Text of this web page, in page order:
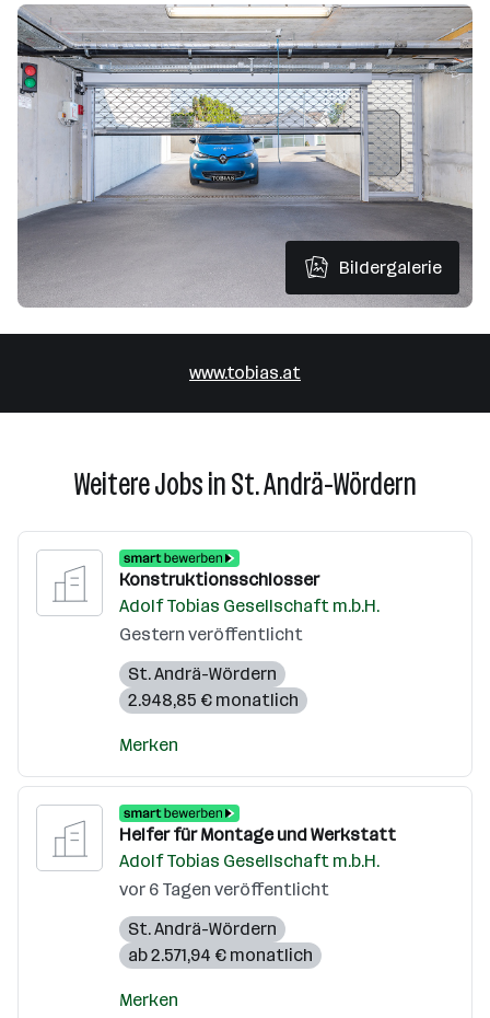
Bildergalerie
www.tobias.at
Weitere Jobs in St. Andrä-Wördern
Konstruktionsschlosser
Adolf Tobias Gesellschaft m.b.H.
Gestern veröffentlicht
St. Andrä-Wördern
2.948,85 € monatlich
Merken
Helfer für Montage und Werkstatt
Adolf Tobias Gesellschaft m.b.H.
vor 6 Tagen veröffentlicht
St. Andrä-Wördern
ab 2.571,94 € monatlich
Merken